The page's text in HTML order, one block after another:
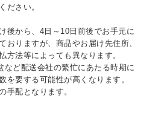
ださい。
後から、4日～10日前後でお手元に
おりますが、商品やお届け先住所、
方法等によっても異なります。
ど配送会社の繁忙にあたる時期に
を要する可能性が高くなります。
手配となります。